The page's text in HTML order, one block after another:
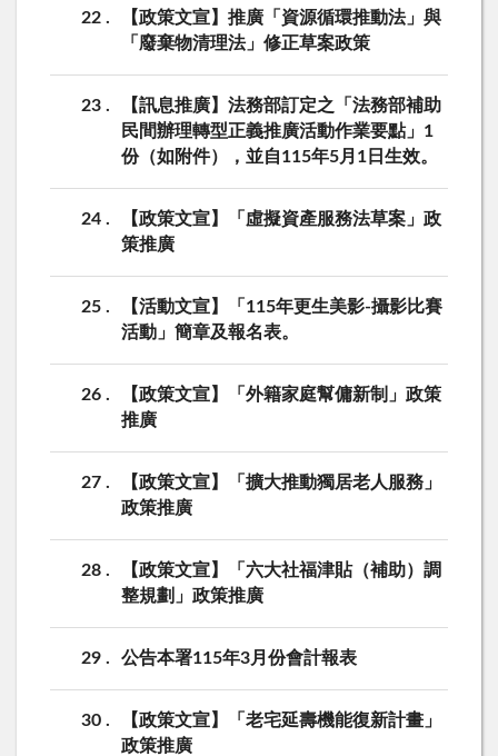
22
【政策文宣】推廣「資源循環推動法」與
「廢棄物清理法」修正草案政策
23
【訊息推廣】法務部訂定之「法務部補助
民間辦理轉型正義推廣活動作業要點」1
份（如附件），並自115年5月1日生效。
24
【政策文宣】「虛擬資產服務法草案」政
策推廣
25
【活動文宣】「115年更生美影-攝影比賽
活動」簡章及報名表。
26
【政策文宣】「外籍家庭幫傭新制」政策
推廣
27
【政策文宣】「擴大推動獨居老人服務」
政策推廣
28
【政策文宣】「六大社福津貼（補助）調
整規劃」政策推廣
29 公告本署115年3月份會計報表
30
【政策文宣】「老宅延壽機能復新計畫」
政策推廣